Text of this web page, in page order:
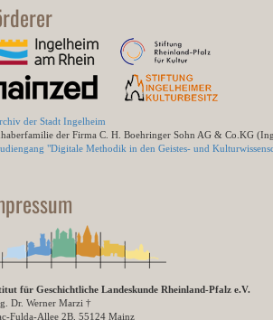
der Stadt Ingelheim
der Firma C. H. Boehringer Sohn AG & Co.KG
"Digitale Methodik in den Geistes- und
für Geschichtliche Landeskunde Rheinland-Pfalz e.V.
Dr. Werner Marzi †
Fulda-Allee 2B, 55124 Mainz